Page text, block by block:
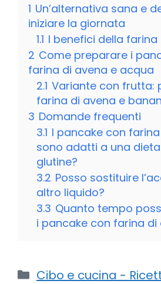
1 Un’alternativa sana e
iniziare la giornata
1.1 I benefici della farina
2 Come preparare i
farina di avena e acqua
2.1 Variante con frutta:
farina di avena e
3 Domande frequenti
3.1 I pancake con
sono adatti a una
glutine?
3.2 Posso sostituire
altro liquido?
3.3 Quanto tempo
i pancake con farina di
Categorie
Cibo e cucina -